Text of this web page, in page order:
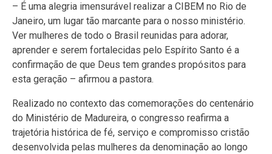
– É uma alegria imensurável realizar a CIBEM no Rio de
Janeiro, um lugar tão marcante para o nosso ministério.
Ver mulheres de todo o Brasil reunidas para adorar,
aprender e serem fortalecidas pelo Espírito Santo é a
confirmação de que Deus tem grandes propósitos para
esta geração – afirmou a pastora.
Realizado no contexto das comemorações do centenário
do Ministério de Madureira, o congresso reafirma a
trajetória histórica de fé, serviço e compromisso cristão
desenvolvida pelas mulheres da denominação ao longo